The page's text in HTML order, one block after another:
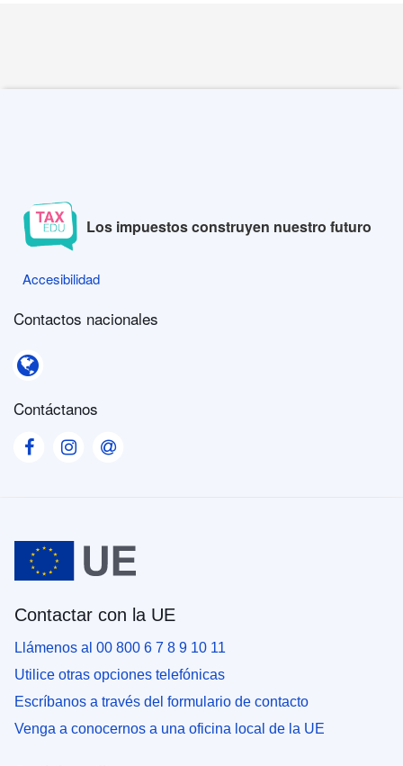
Los impuestos construyen nuestro futuro
Accesibilidad
Accesibilidad
Contactos nacionales
Contáctanos
Contactar con la UE
Llámenos al 00 800 6 7 8 9 10 11
Utilice otras opciones telefónicas
Escríbanos a través del formulario de contacto
Venga a conocernos a una oficina local de la UE